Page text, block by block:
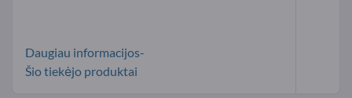
Daugiau informacijos-
Šio tiekėjo produktai